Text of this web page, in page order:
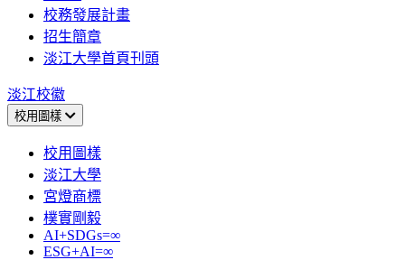
校務發展計畫
招生簡章
淡江大學首頁刊頭
淡江校徽
校用圖樣
校用圖樣
淡江大學
宮燈商標
樸實剛毅
AI+SDGs=∞
ESG+AI=∞